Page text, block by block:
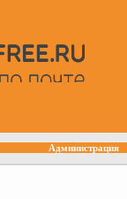
Администрация